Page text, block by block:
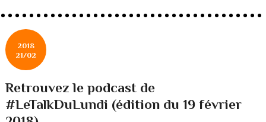
2018
21/02
Retrouvez le podcast de
#LeTalkDuLundi (édition du 19 février